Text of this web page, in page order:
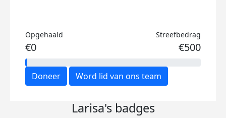
Opgehaald
€0
Streefbedrag
€500
Doneer Word lid van ons team
Larisa's badges